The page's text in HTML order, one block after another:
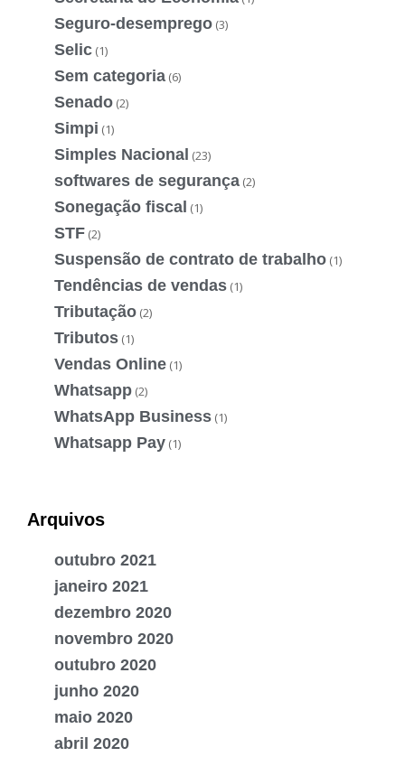
Seguro-desemprego (3)
Selic (1)
Sem categoria (6)
Senado (2)
Simpi (1)
Simples Nacional (23)
softwares de segurança (2)
Sonegação fiscal (1)
STF (2)
Suspensão de contrato de trabalho (1)
Tendências de vendas (1)
Tributação (2)
Tributos (1)
Vendas Online (1)
Whatsapp (2)
WhatsApp Business (1)
Whatsapp Pay (1)
Arquivos
outubro 2021
janeiro 2021
dezembro 2020
novembro 2020
outubro 2020
junho 2020
maio 2020
abril 2020